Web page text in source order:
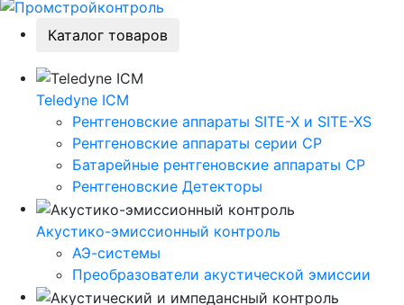
Каталог товаров
Teledyne ICM
Рентгеновские аппараты SITE-X и SITE-XS
Рентгеновские аппараты серии CP
Батарейные рентгеновские аппараты CP
Рентгеновские Детекторы
Акустико-эмисcионный контроль
АЭ-системы
Преобразователи акустической эмиссии